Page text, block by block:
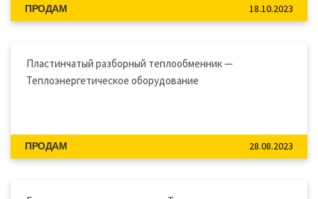
ПРОДАМ 18.10.2023
Пластинчатый разборный теплообменник —
Теплоэнергетическое оборудование
ПРОДАМ 28.08.2023